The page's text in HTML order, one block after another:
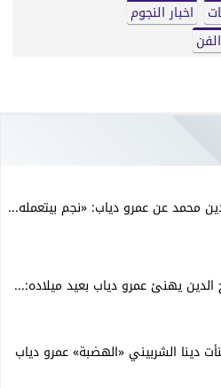
اخبار النجوم
محمد عن عمرو دياب: «نجم بيتعمله...
الدين يهنئ عمرو دياب بعيد ميلاده:...
دينا الشربيني «الهضبة» عمرو دياب